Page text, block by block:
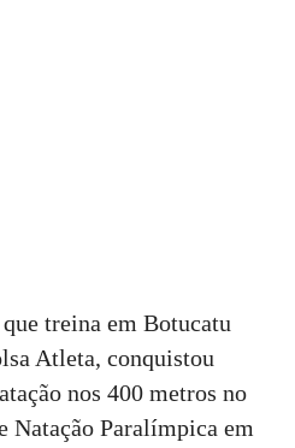
treina em Botucatu
Atleta, conquistou
nos 400 metros no
Natação Paralímpica em